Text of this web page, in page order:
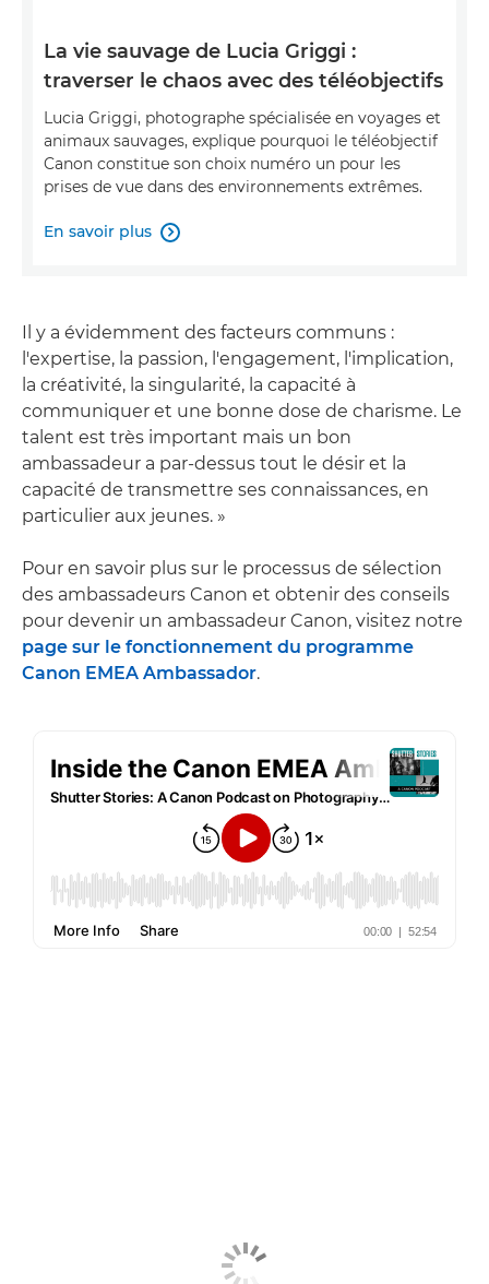
La vie sauvage de Lucia Griggi :
traverser le chaos avec des téléobjectifs
Lucia Griggi, photographe spécialisée en voyages et
animaux sauvages, explique pourquoi le téléobjectif
Canon constitue son choix numéro un pour les
prises de vue dans des environnements extrêmes.
En savoir plus 
Il y a évidemment des facteurs communs :
l'expertise, la passion, l'engagement, l'implication,
la créativité, la singularité, la capacité à
communiquer et une bonne dose de charisme. Le
talent est très important mais un bon
ambassadeur a par-dessus tout le désir et la
capacité de transmettre ses connaissances, en
particulier aux jeunes. »
Pour en savoir plus sur le processus de sélection
des ambassadeurs Canon et obtenir des conseils
pour devenir un ambassadeur Canon, visitez notre
page sur le fonctionnement du programme
Canon EMEA Ambassador.